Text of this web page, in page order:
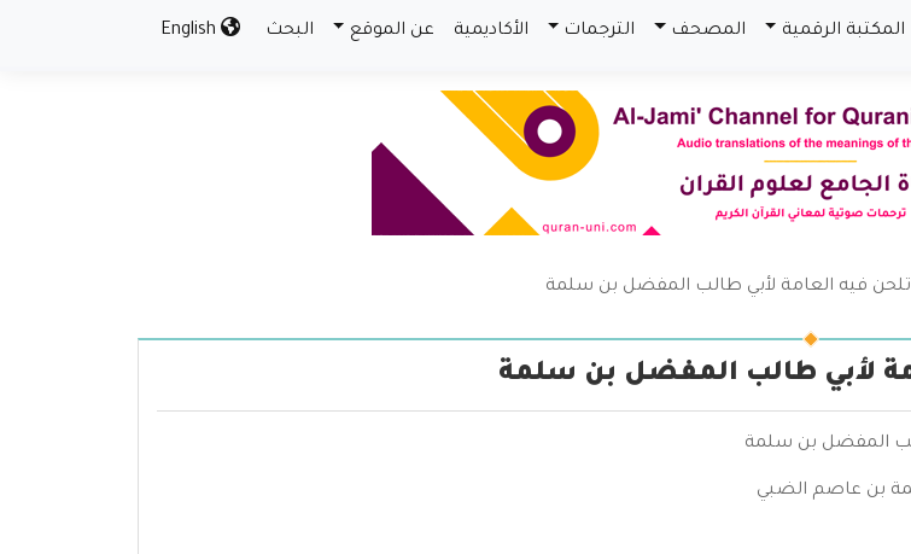
المكتبة الرقمية المصحف الترجمات الأكاديمية عن الموقع البحث
فيه العامة لأبي طالب المفضل بن سلمة
لأبي طالب المفضل بن سلمة
المفضل بن سلمة
بن عاصم الضبي